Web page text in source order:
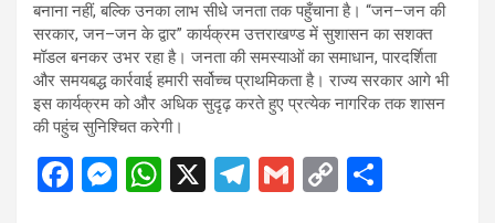
बनाना नहीं, बल्कि उनका लाभ सीधे जनता तक पहुँचाना है। “जन–जन की
सरकार, जन–जन के द्वार” कार्यक्रम उत्तराखण्ड में सुशासन का सशक्त
मॉडल बनकर उभर रहा है। जनता की समस्याओं का समाधान, पारदर्शिता
और समयबद्ध कार्रवाई हमारी सर्वोच्च प्राथमिकता है। राज्य सरकार आगे भी
इस कार्यक्रम को और अधिक सुदृढ़ करते हुए प्रत्येक नागरिक तक शासन
की पहुंच सुनिश्चित करेगी।
F
M
W
X
T
G
C